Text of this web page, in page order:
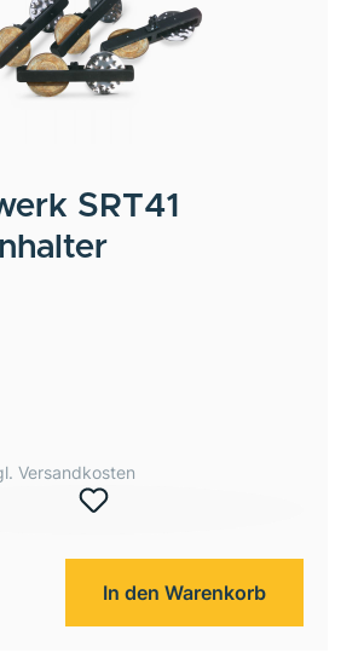
SRT41
Versandkosten
In den Warenkorb